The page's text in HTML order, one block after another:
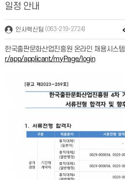
일정 안내
인사혁신팀 (063-219-2724)
한국출판문화산업진흥원 온라인 채용시스템
r/app/applicant/myPage/login